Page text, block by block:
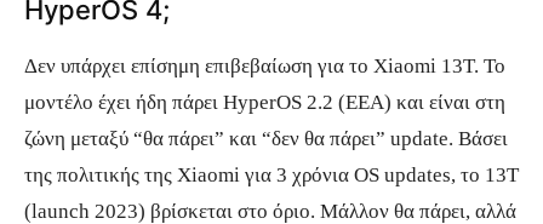
HyperOS 4;
Δεν υπάρχει επίσημη επιβεβαίωση για το Xiaomi 13T. Το
μοντέλο έχει ήδη πάρει HyperOS 2.2 (EEA) και είναι στη
ζώνη μεταξύ “θα πάρει” και “δεν θα πάρει” update. Βάσει
της πολιτικής της Xiaomi για 3 χρόνια OS updates, το 13T
(launch 2023) βρίσκεται στο όριο. Μάλλον θα πάρει, αλλά